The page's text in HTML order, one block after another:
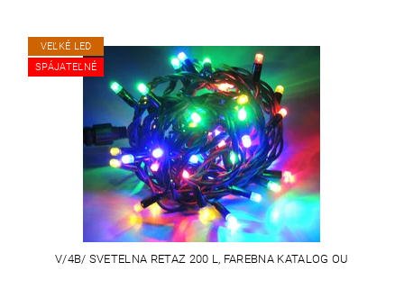
VEĽKÉ LED
SPÁJATEĽNÉ
V/4B/ SVETELNA RETAZ 200 L, FAREBNA KATALOG OU